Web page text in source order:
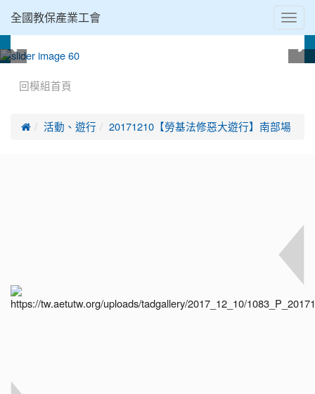
全國教保產業工會
回模組首頁
 活動、遊行 20171210【勞基法修惡大遊行】南部場